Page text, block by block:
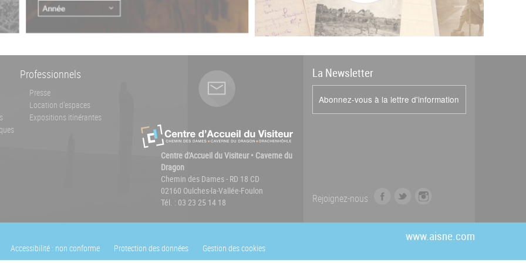
Professionnels
Presse
Location d'espaces
Expositions itinérantes
Centre d'Accueil du Visiteur • Caverne du
Dragon
Chemin des Dames - RD 18 CD
02160 Oulches-la-Vallée-Foulon
Tél. : 03 23 25 14 18
La Newsletter
Abonnez-vous à la lettre d'information
Rejoignez-nous
c
o
i
e
s
t
g
Accessibilité : non conforme Protection des données Gestion des cookies
www.aisne.com